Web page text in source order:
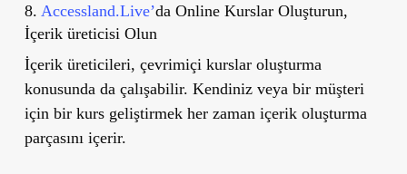
8. Accessland.Live’da Online Kurslar Oluşturun,
İçerik üreticisi Olun
İçerik üreticileri, çevrimiçi kurslar oluşturma
konusunda da çalışabilir. Kendiniz veya bir müşteri
için bir kurs geliştirmek her zaman içerik oluşturma
parçasını içerir.